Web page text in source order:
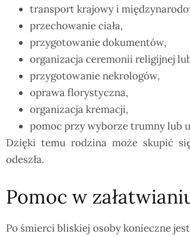
transport krajowy i
przechowanie ciała,
przygotowanie dokumentów,
organizacja ceremonii religijnej
przygotowanie nekrologów,
oprawa florystyczna,
organizacja kremacji,
pomoc przy wyborze trumny lub
Dzięki temu rodzina może skupić
odeszła.
Pomoc w
Po śmierci bliskiej osoby konieczne